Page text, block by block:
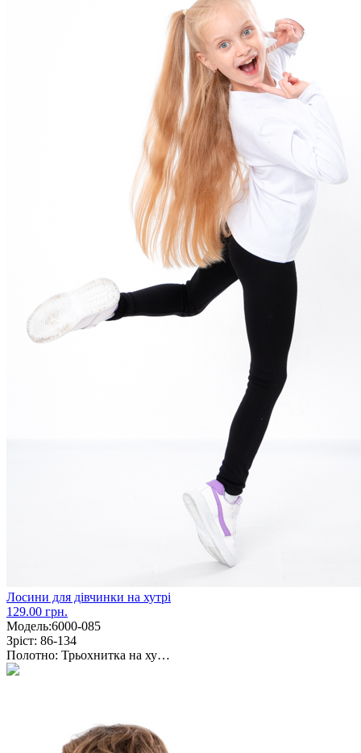
Лосини для дівчинки на хутрі
129.00 грн.
Модель:6000-085
Зріст: 86-134
Полотно: Трьохнитка на ху…